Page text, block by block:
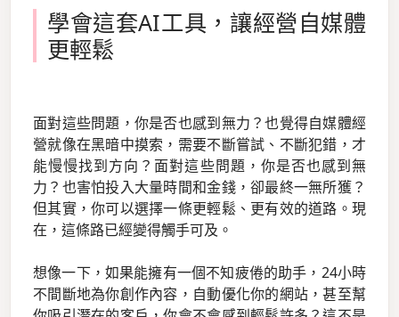
學會這套AI工具，讓經營自媒體
更輕鬆
面對這些問題，你是否也感到無力？也覺得自媒體經
營就像在黑暗中摸索，需要不斷嘗試、不斷犯錯，才
能慢慢找到方向？面對這些問題，你是否也感到無
力？也害怕投入大量時間和金錢，卻最終一無所獲？
但其實，你可以選擇一條更輕鬆、更有效的道路。現
在，這條路已經變得觸手可及。
想像一下，如果能擁有一個不知疲倦的助手，24小時
不間斷地為你創作內容，自動優化你的網站，甚至幫